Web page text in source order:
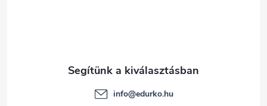
info@edurko.hu